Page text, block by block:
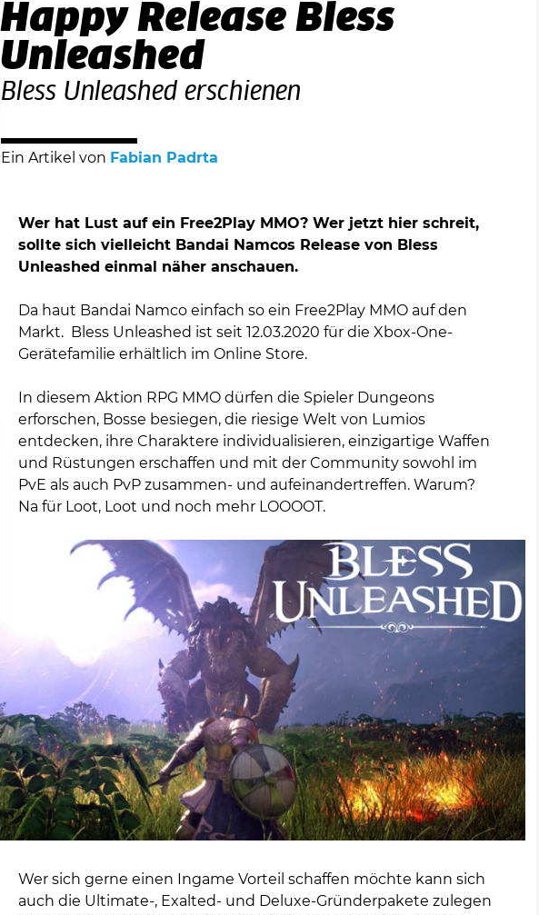
Happy Release Bless
Unleashed
Bless Unleashed erschienen
Ein Artikel von Fabian Padrta
Wer hat Lust auf ein Free2Play MMO? Wer jetzt hier schreit,
sollte sich vielleicht Bandai Namcos Release von Bless
Unleashed einmal näher anschauen.
Da haut Bandai Namco einfach so ein Free2Play MMO auf den
Markt. Bless Unleashed ist seit 12.03.2020 für die Xbox-One-
Gerätefamilie erhältlich im Online Store.
In diesem Aktion RPG MMO dürfen die Spieler Dungeons
erforschen, Bosse besiegen, die riesige Welt von Lumios
entdecken, ihre Charaktere individualisieren, einzigartige Waffen
und Rüstungen erschaffen und mit der Community sowohl im
PvE als auch PvP zusammen- und aufeinandertreffen. Warum?
Na für Loot, Loot und noch mehr LOOOOT.
Wer sich gerne einen Ingame Vorteil schaffen möchte kann sich
auch die Ultimate-, Exalted- und Deluxe-Gründerpakete zulegen